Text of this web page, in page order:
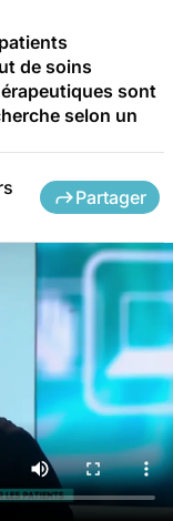
de soins
sont
selon un
Partager